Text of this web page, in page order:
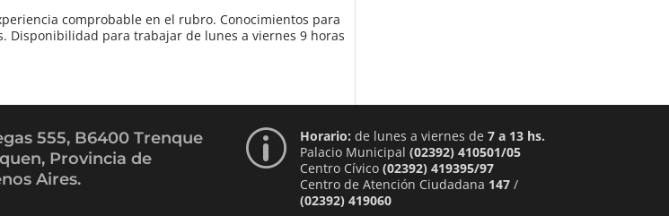
comprobable en el rubro. Conocimientos para
Disponibilidad para trabajar de lunes a viernes 9 horas
555, B6400 Trenque
Provincia de
Aires.
p Horario: de lunes a viernes de 7 a 13 hs.
Palacio Municipal (02392) 410501/05
Centro Cívico (02392) 419395/97
Centro de Atención Ciudadana 147/
(02392) 419060